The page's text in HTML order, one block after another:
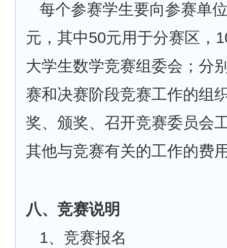
每个参赛学生要向参赛单
元，其中50元用于分赛区，
大学生数学竞赛组委会；分
赛和决赛阶段竞赛工作的组
奖、颁奖、召开竞赛委员会
其他与竞赛有关的工作的费
八、竞赛说明
1、竞赛报名